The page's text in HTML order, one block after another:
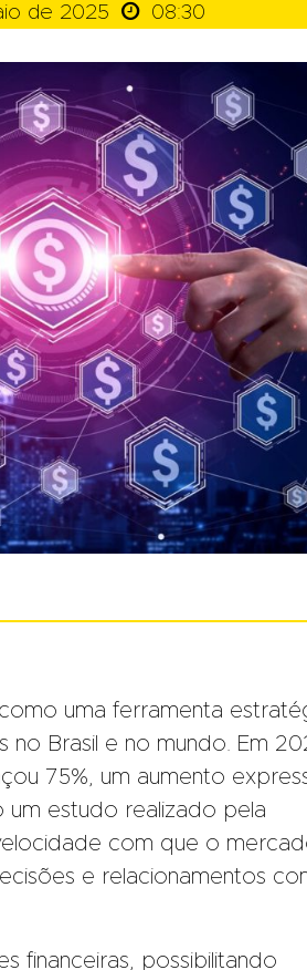
de 2025  08:30
uma ferramenta
no Brasil e no mundo. Em
75%, um aumento
um estudo realizado pela
com que o
e relacionamentos
financeiras, possibilitando